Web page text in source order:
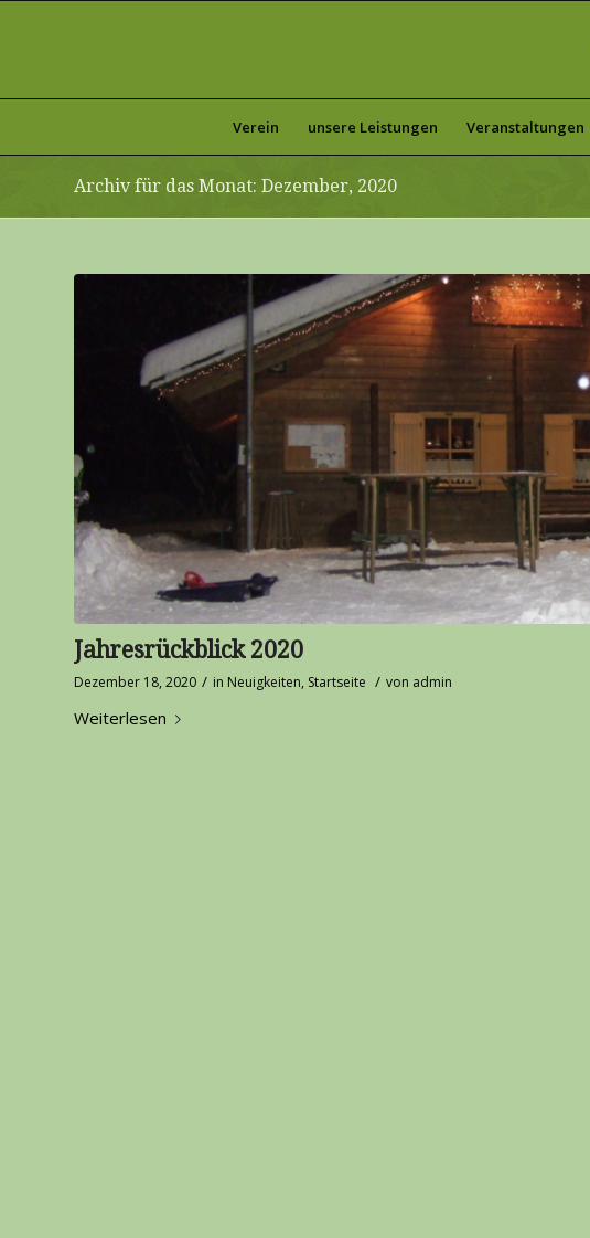
Verein unsere Leistungen Veranstaltungen
Archiv für das Monat: Dezember, 2020
Jahresrückblick 2020
Dezember 18, 2020 / in Neuigkeiten, Startseite / von admin
Weiterlesen